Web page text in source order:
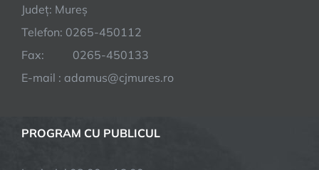
Județ: Mureș
Telefon: 0265-450112
Fax: 0265-450133
E-mail : adamus@cjmures.ro
PROGRAM CU PUBLICUL